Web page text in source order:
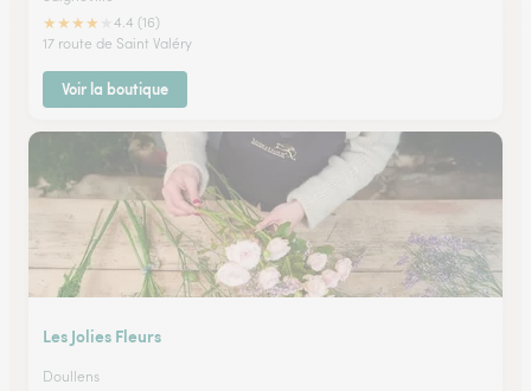
★★★★
4.4 (16)
17 route de Saint Valéry
Voir la boutique
Les Jolies Fleurs
Doullens